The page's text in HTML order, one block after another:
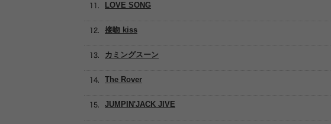
LOVE SONG
接吻 kiss
カミングスーン
The Rover
JUMPIN'JACK JIVE